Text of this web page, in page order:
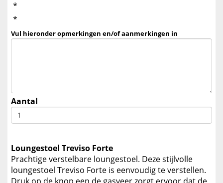
*
*
Vul hieronder opmerkingen en/of aanmerkingen in
Aantal
Loungestoel Treviso Forte
Prachtige verstelbare loungestoel. Deze stijlvolle
loungestoel Treviso Forte is eenvoudig te verstellen.